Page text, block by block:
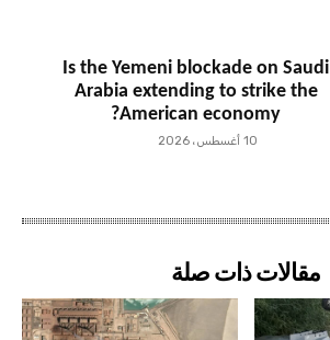
Is the Yemeni blockade on Saudi
Arabia extending to strike the
American economy?
10 أغسطس، 2026
مقالات ذات صلة